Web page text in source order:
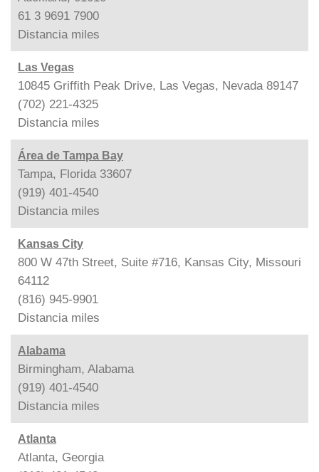
61 3 9691 7900
Distancia miles
Las Vegas
10845 Griffith Peak Drive, Las Vegas, Nevada 89147
(702) 221-4325
Distancia miles
Área de Tampa Bay
Tampa, Florida 33607
(919) 401-4540
Distancia miles
Kansas City
800 W 47th Street, Suite #716, Kansas City, Missouri
64112
(816) 945-9901
Distancia miles
Alabama
Birmingham, Alabama
(919) 401-4540
Distancia miles
Atlanta
Atlanta, Georgia